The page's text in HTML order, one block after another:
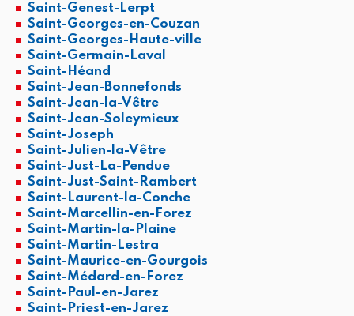
Saint-Genest-Lerpt
Saint-Georges-en-Couzan
Saint-Georges-Haute-ville
Saint-Germain-Laval
Saint-Héand
Saint-Jean-Bonnefonds
Saint-Jean-la-Vêtre
Saint-Jean-Soleymieux
Saint-Joseph
Saint-Julien-la-Vêtre
Saint-Just-La-Pendue
Saint-Just-Saint-Rambert
Saint-Laurent-la-Conche
Saint-Marcellin-en-Forez
Saint-Martin-la-Plaine
Saint-Martin-Lestra
Saint-Maurice-en-Gourgois
Saint-Médard-en-Forez
Saint-Paul-en-Jarez
Saint-Priest-en-Jarez